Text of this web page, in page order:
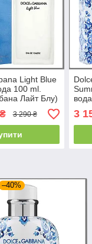
Light Blue
100 ml.
Лайт Блу)
3 290 ₴ 3
–40%